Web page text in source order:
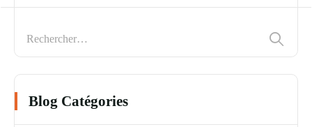
Blog Catégories